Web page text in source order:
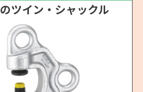
ツイン・シャックル